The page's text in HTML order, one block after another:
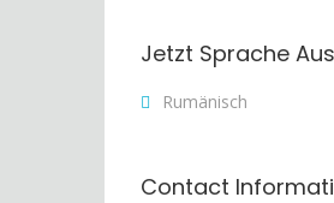
Jetzt Sprache
Rumänisch
Contact